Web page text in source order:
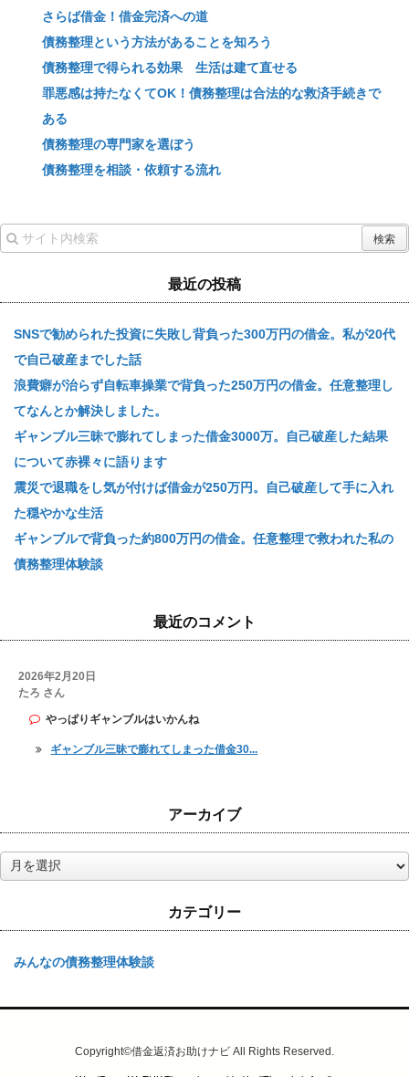
さらば借金！借金完済への道
債務整理という方法があることを知ろう
債務整理で得られる効果 生活は建て直せる
罪悪感は持たなくてOK！債務整理は合法的な救済手続きで
ある
債務整理の専門家を選ぼう
債務整理を相談・依頼する流れ
最近の投稿
SNSで勧められた投資に失敗し背負った300万円の借金。私が20代
で自己破産までした話
浪費癖が治らず自転車操業で背負った250万円の借金。任意整理し
てなんとか解決しました。
ギャンブル三昧で膨れてしまった借金3000万。自己破産した結果
について赤裸々に語ります
震災で退職をし気が付けば借金が250万円。自己破産して手に入れ
た穏やかな生活
ギャンブルで背負った約800万円の借金。任意整理で救われた私の
債務整理体験談
最近のコメント
2026年2月20日
たろ さん
やっぱりギャンブルはいかんね
ギャンブル三昧で膨れてしまった借金30...
アーカイブ
ー
ブ
カテゴリー
みんなの債務整理体験談
Copyright©借金返済お助けナビ All Rights Reserved.